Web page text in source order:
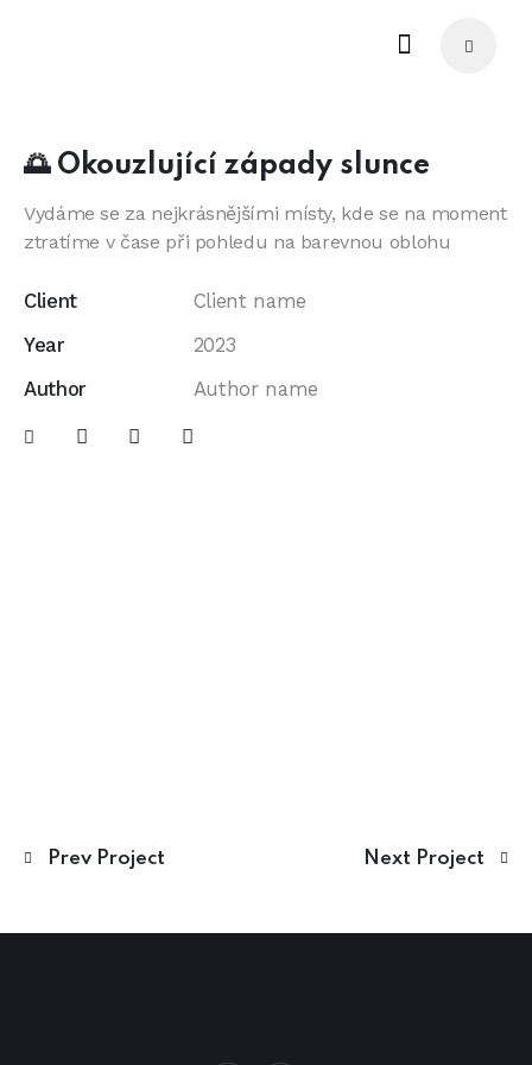
🌅 Okouzlující západy slunce
Vydáme se za nejkrásnějšími místy, kde se na moment
ztratíme v čase při pohledu na barevnou oblohu
Client
Client name
Year
2023
Author
Author name
Prev Project Next Project